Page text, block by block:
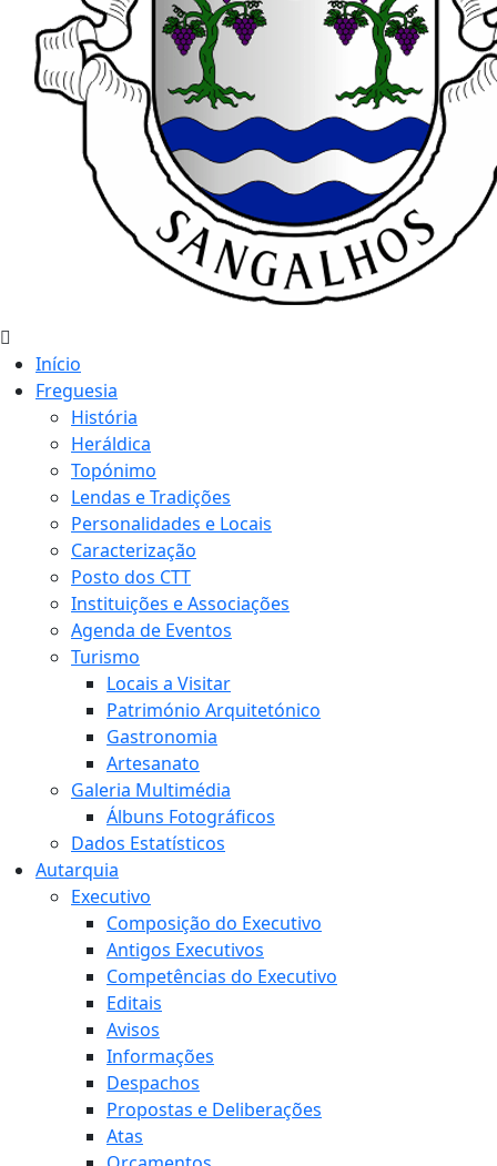
Início
Freguesia
História
Heráldica
Topónimo
Lendas e Tradições
Personalidades e Locais
Caracterização
Posto dos CTT
Instituições e Associações
Agenda de Eventos
Turismo
Locais a Visitar
Património Arquitetónico
Gastronomia
Artesanato
Galeria Multimédia
Álbuns Fotográficos
Dados Estatísticos
Autarquia
Executivo
Composição do Executivo
Antigos Executivos
Competências do Executivo
Editais
Avisos
Informações
Despachos
Propostas e Deliberações
Atas